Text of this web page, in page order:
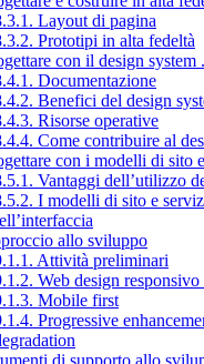
Layout di pagina
Prototipi in alta fedeltà
con il design system
Documentazione
Benefici del design
Risorse operative
Come contribuire al
con i modelli di sito
Vantaggi dell’utilizzo
I modelli di sito e
allo sviluppo
Attività preliminari
Web design responsivo
Mobile first
Progressive
di supporto allo